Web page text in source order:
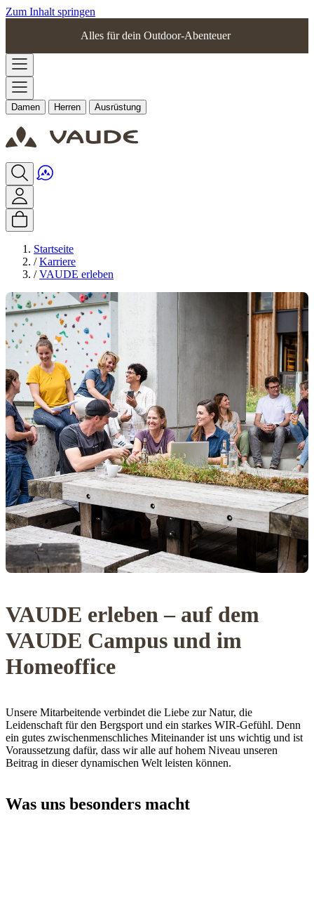
Zum Inhalt springen
Alles für dein Outdoor-Abenteuer
Damen Herren Ausrüstung
Startseite
/ Karriere
/ VAUDE erleben
VAUDE erleben – auf dem
VAUDE Campus und im
Homeoffice
Unsere Mitarbeitende verbindet die Liebe zur Natur, die
Leidenschaft für den Bergsport und ein starkes WIR-Gefühl. Denn
ein gutes zwischenmenschliches Miteinander ist uns wichtig und ist
Voraussetzung dafür, dass wir alle auf hohem Niveau unseren
Beitrag in dieser dynamischen Welt leisten können.
Was uns besonders macht